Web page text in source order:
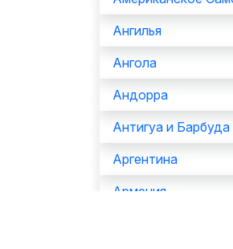
Ангилья
Ангола
Андорра
Антигуа и Барбуда
Аргентина
Армения